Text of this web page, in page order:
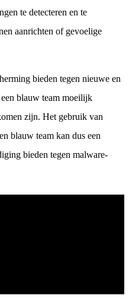
te detecteren en te
aanrichten of gevoelige
bieden tegen nieuwe en
blauw team moeilijk
zijn. Het gebruik van
blauw team kan dus een
bieden tegen malware-